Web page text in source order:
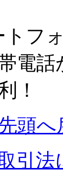
頭へ
引法